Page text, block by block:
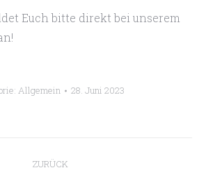
Euch bitte direkt bei unserem
Allgemein 28. Juni 2023
ZURÜCK